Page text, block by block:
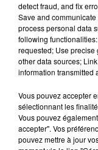
L'INFO DU
À 07H30
Ecoutez sur
dans le Nord du
reportages de
detect fraud, and fix
Save and
process personal data
following
requested; Use
other data sources;
information transmitted
Vous pouvez accepter
sélectionnant les
Vous pouvez
accepter". Vos
pouvez mettre à jour